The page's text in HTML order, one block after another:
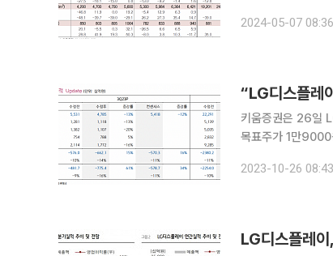
기록했다”며 “시장
2024-05-07 08:36
“LG디스플레
키움증권은 26일
목표주가 1만9000원을 유지했다. 김소원 키움증권 연
2023-10-26 08:43
LG디스플레